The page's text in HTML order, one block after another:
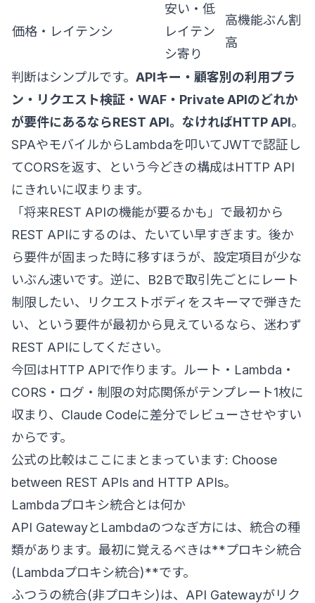
価格・レイテンシ
安い・低
レイテン
シ寄り
高機能ぶん割
高
判断はシンプルです。 APIキー・顧客別の利用プラ
ン・リクエスト検証・WAF・Private APIのどれか
が要件にあるならREST API。なければHTTP API。
SPAやモバイルからLambdaを叩いてJWTで認証し
てCORSを返す、という今どきの構成はHTTP API
にきれいに収まります。
「将来REST APIの機能が要るかも」で最初から
REST APIにするのは、たいてい早すぎます。後か
ら要件が固まった時に移すほうが、設定項目が少な
いぶん速いです。逆に、B2Bで取引先ごとにレート
制限したい、リクエストボディをスキーマで弾きた
い、という要件が最初から見えているなら、迷わず
REST APIにしてください。
今回はHTTP APIで作ります。ルート・Lambda・
CORS・ログ・制限の対応関係がテンプレート1枚に
収まり、Claude Codeに差分でレビューさせやすい
からです。
公式の比較はここにまとまっています: Choose
between REST APIs and HTTP APIs。
Lambdaプロキシ統合とは何か
API GatewayとLambdaのつなぎ方には、統合の種
類があります。最初に覚えるべきは**プロキシ統合
(Lambdaプロキシ統合)**です。
ふつうの統合(非プロキシ)は、API Gatewayがリク